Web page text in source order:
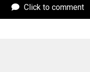
Click to comment